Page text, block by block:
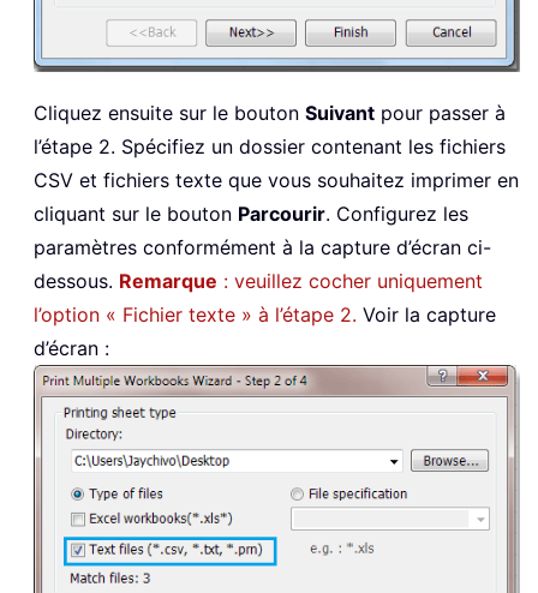
Cliquez ensuite sur le bouton Suivant pour passer à
l’étape 2. Spécifiez un dossier contenant les fichiers
CSV et fichiers texte que vous souhaitez imprimer en
cliquant sur le bouton Parcourir. Configurez les
paramètres conformément à la capture d’écran ci-
dessous. Remarque : veuillez cocher uniquement
l’option « Fichier texte » à l’étape 2. Voir la capture
d’écran :